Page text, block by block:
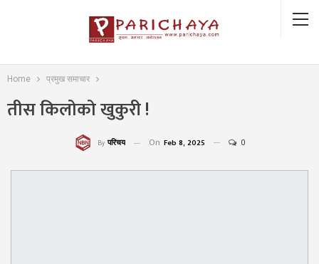
Home प्रमुख समाचार
तीस किलोको खुकुरी !
By परिचय On Feb 8, 2025 0